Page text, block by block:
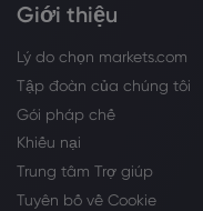
Giới thiệu
Lý do chọn markets.com
Tập đoàn của chúng tôi
Gói pháp chế
Khiếu nại
Trung tâm Trợ giúp
Tuyên bố về Cookie